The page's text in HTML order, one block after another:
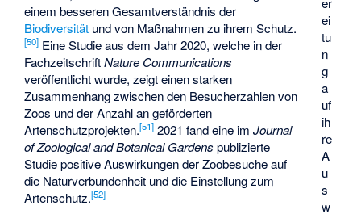
ei
tu
n
g
a
uf
ih
re
A
u
s
w
einem besseren Gesamtverständnis der
Biodiversität und von Maßnahmen zu ihrem Schutz.
[50] Eine Studie aus dem Jahr 2020, welche in der
FachzeitschriftNature Communications
veröffentlicht wurde, zeigt einen starken
Zusammenhang zwischen den Besucherzahlen von
Zoos und der Anzahl an geförderten
Artenschutzprojekten.[51] 2021 fand eine imJournal
of Zoological and Botanical Gardens publizierte
Studie positive Auswirkungen der Zoobesuche auf
die Naturverbundenheit und die Einstellung zum
Artenschutz.[52]